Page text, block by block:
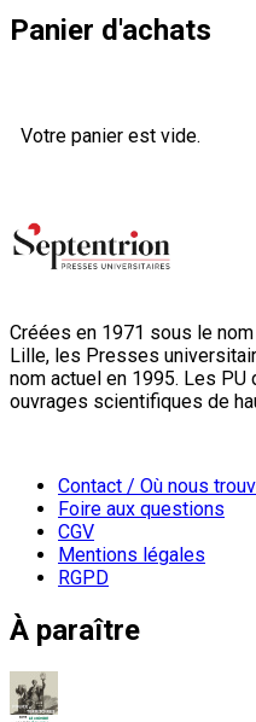
Panier d'achats
Votre panier est vide.
Créées en 1971 sous le
Lille, les Presses
nom actuel en 1995. Les
ouvrages scientifiques de
Contact / Où nous
Foire aux questions
CGV
Mentions légales
RGPD
À paraître